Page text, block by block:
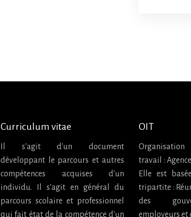
Curriculum vitae
Il s'agit d'un document
développant le parcours et autres
compétences acquises d'un
individu. Il s'agit en général du
parcours scolaire et professionnel
qui fait état de la compétence d'un
OIT
travail :
Elle est
tripartite :
des
employeurs et